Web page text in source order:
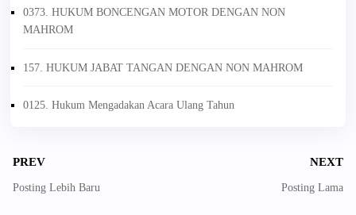
0373. HUKUM BONCENGAN MOTOR DENGAN NON
MAHROM
157. HUKUM JABAT TANGAN DENGAN NON MAHROM
0125. Hukum Mengadakan Acara Ulang Tahun
PREV
Posting Lebih Baru
NEXT
Posting Lama